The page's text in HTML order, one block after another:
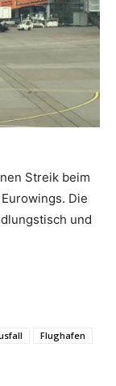
Streik beim
Die
und
Flughafen